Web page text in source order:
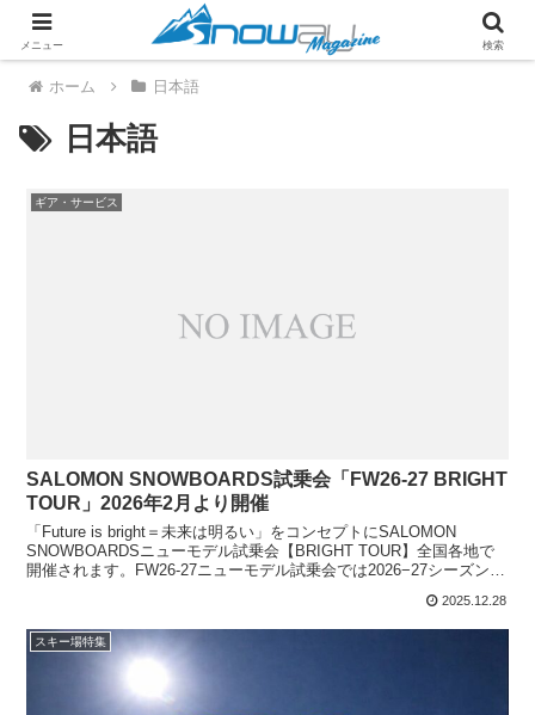
ホーム 日本語
日本語
ギア・サービス
SALOMON SNOWBOARDS試乗会「FW26-27 BRIGHT
TOUR」2026年2月より開催
「Future is bright＝未来は明るい」をコンセプトにSALOMON
SNOWBOARDSニューモデル試乗会【BRIGHT TOUR】全国各地で
開催されます。FW26-27ニューモデル試乗会では2026−27シーズンモ
2025.12.28
スキー場特集
メニュー 検索